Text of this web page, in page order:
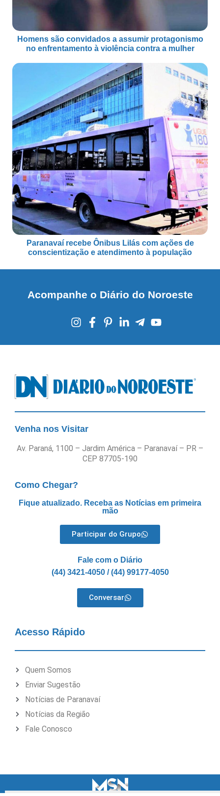
Homens são convidados a assumir protagonismo
no enfrentamento à violência contra a mulher
Paranavaí recebe Ônibus Lilás com ações de
conscientização e atendimento à população
Acompanhe o Diário do Noroeste
Venha nos Visitar
Av. Paraná, 1100 – Jardim América – Paranavaí – PR –
CEP 87705-190
Como Chegar?
Fique atualizado. Receba as Notícias em primeira
mão
Participar do Grupo
Fale com o Diário
(44) 3421-4050 / (44) 99177-4050
Conversar
Acesso Rápido
Quem Somos
Enviar Sugestão
Notícias de Paranavaí
Notícias da Região
Fale Conosco